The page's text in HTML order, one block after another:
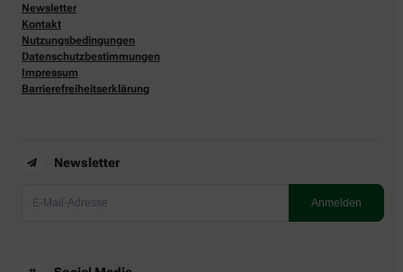
Newsletter
Kontakt
Nutzungsbedingungen
Datenschutzbestimmungen
Impressum
Barrierefreiheitserklärung
Newsletter